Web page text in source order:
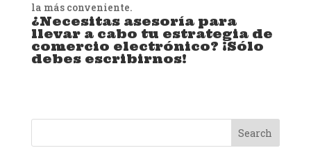
la más conveniente.
¿Necesitas asesoría para
llevar a cabo tu estrategia de
comercio electrónico? ¡Sólo
debes escribirnos!
Search